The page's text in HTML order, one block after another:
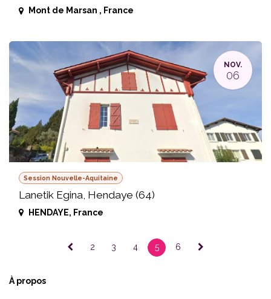
Mont de Marsan , France
NOV.
06
Session Nouvelle-Aquitaine
Lanetik Egina, Hendaye (64)
HENDAYE, France
2 3 4 5 6
À propos